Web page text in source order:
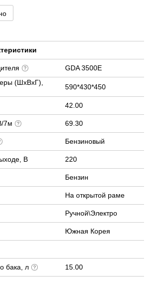
GDA 3500E
(ШхВхГ),
590*430*450
42.00
7м 69.30
Бензиновый
В 220
Бензин
На открытой раме
Ручной\Электро
Южная Корея
бака, л 15.00